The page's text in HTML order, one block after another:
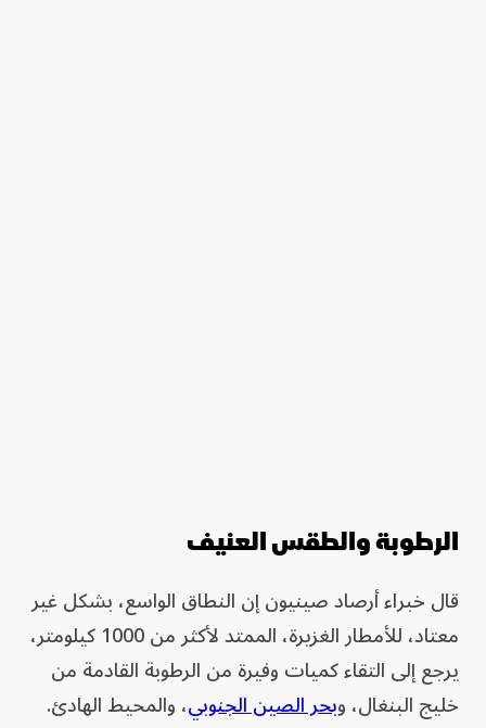
الرطوبة والطقس العنيف
قال خبراء أرصاد صينيون إن النطاق الواسع، بشكل غير
معتاد، للأمطار الغزيرة، الممتد لأكثر من 1000 كيلومتر،
يرجع إلى التقاء كميات وفيرة من الرطوبة القادمة من
خليج البنغال، وبحر الصين الجنوبي، والمحيط الهادئ.